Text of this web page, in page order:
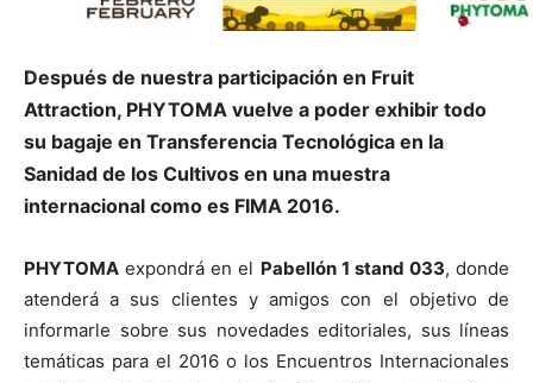
Después de nuestra participación en Fruit
Attraction, PHYTOMA vuelve a poder exhibir todo
su bagaje en Transferencia Tecnológica en la
Sanidad de los Cultivos en una muestra
internacional como es FIMA 2016.
PHYTOMA expondrá en el Pabellón 1 stand 033, donde
atenderá a sus clientes y amigos con el objetivo de
informarle sobre sus novedades editoriales, sus líneas
temáticas para el 2016 o los Encuentros Internacionales